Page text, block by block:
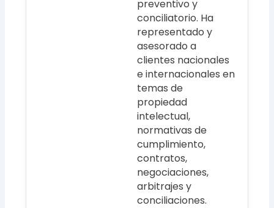
preventivo y
conciliatorio. Ha
representado y
asesorado a
clientes nacionales
e internacionales en
temas de
propiedad
intelectual,
normativas de
cumplimiento,
contratos,
negociaciones,
arbitrajes y
conciliaciones.